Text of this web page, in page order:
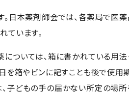
日本薬剤師会では、各薬局で医
ています。
ついては、箱に書かれている用法
を箱やビンに記すことも後で使用
子どもの手の届かない所定の場所